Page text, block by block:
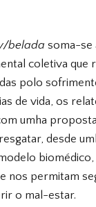
belada soma-se
coletiva que
polo
de vida, os
umha
desde
nos permitam
o mal-estar.